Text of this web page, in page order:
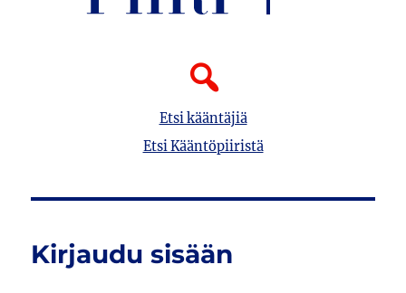
Etsi kääntäjiä
Etsi Kääntöpiiristä
Kirjaudu sisään